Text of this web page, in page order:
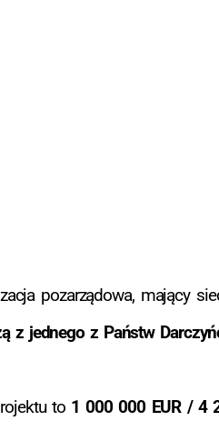
pozarządowa, mający
z jednego z Państw
to 1 000 000 EUR / 4